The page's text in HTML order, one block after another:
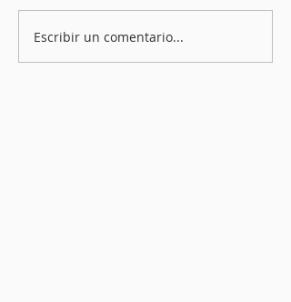
Escribir un comentario...